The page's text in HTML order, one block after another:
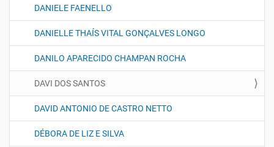
DANIELE FAENELLO
DANIELLE THAÍS VITAL GONÇALVES LONGO
DANILO APARECIDO CHAMPAN ROCHA
DAVI DOS SANTOS
DAVID ANTONIO DE CASTRO NETTO
DÉBORA DE LIZ E SILVA